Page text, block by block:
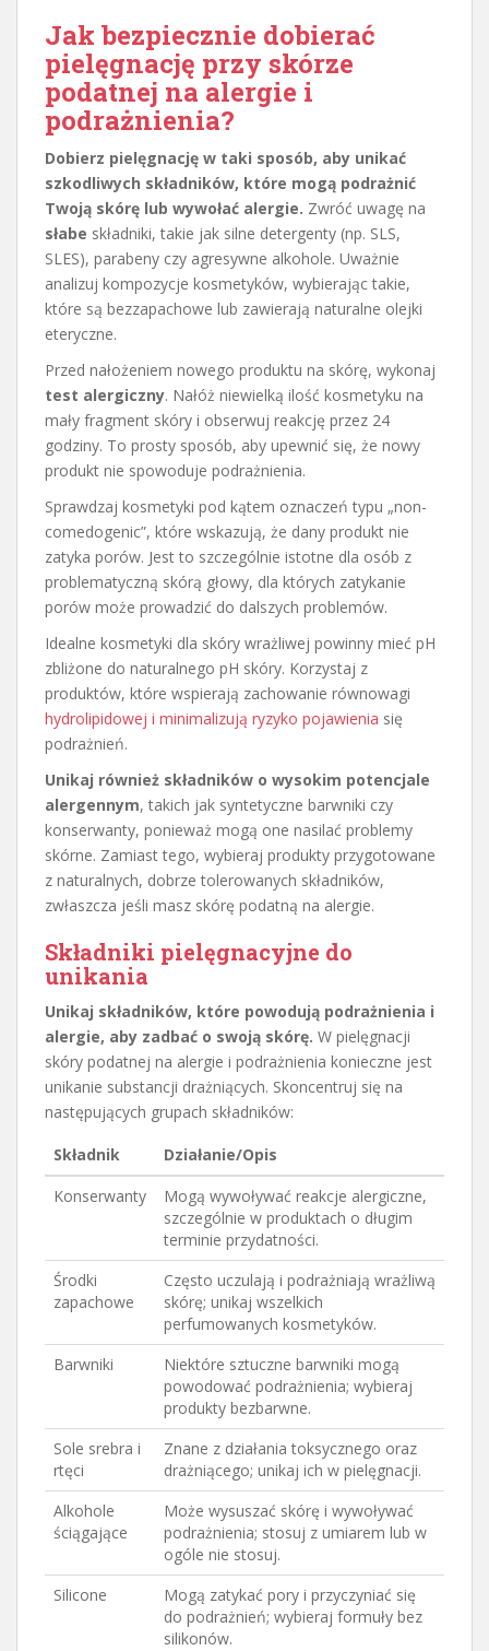
Jak bezpiecznie dobierać
pielęgnację przy skórze
podatnej na alergie i
podrażnienia?
Dobierz pielęgnację w taki sposób, aby unikać
szkodliwych składników, które mogą podrażnić
Twoją skórę lub wywołać alergie. Zwróć uwagę na
słabe składniki, takie jak silne detergenty (np. SLS,
SLES), parabeny czy agresywne alkohole. Uważnie
analizuj kompozycje kosmetyków, wybierając takie,
które są bezzapachowe lub zawierają naturalne olejki
eteryczne.
Przed nałożeniem nowego produktu na skórę, wykonaj
test alergiczny. Nałóż niewielką ilość kosmetyku na
mały fragment skóry i obserwuj reakcję przez 24
godziny. To prosty sposób, aby upewnić się, że nowy
produkt nie spowoduje podrażnienia.
Sprawdzaj kosmetyki pod kątem oznaczeń typu „non-
comedogenic”, które wskazują, że dany produkt nie
zatyka porów. Jest to szczególnie istotne dla osób z
problematyczną skórą głowy, dla których zatykanie
porów może prowadzić do dalszych problemów.
Idealne kosmetyki dla skóry wrażliwej powinny mieć pH
zbliżone do naturalnego pH skóry. Korzystaj z
produktów, które wspierają zachowanie równowagi
hydrolipidowej i minimalizują ryzyko pojawienia się
podrażnień.
Unikaj również składników o wysokim potencjale
alergennym, takich jak syntetyczne barwniki czy
konserwanty, ponieważ mogą one nasilać problemy
skórne. Zamiast tego, wybieraj produkty przygotowane
z naturalnych, dobrze tolerowanych składników,
zwłaszcza jeśli masz skórę podatną na alergie.
Składniki pielęgnacyjne do
unikania
Unikaj składników, które powodują podrażnienia i
alergie, aby zadbać o swoją skórę. W pielęgnacji
skóry podatnej na alergie i podrażnienia konieczne jest
unikanie substancji drażniących. Skoncentruj się na
następujących grupach składników:
Składnik
Działanie/Opis
Konserwanty
Mogą wywoływać reakcje alergiczne,
szczególnie w produktach o długim
terminie przydatności.
Środki
zapachowe
Często uczulają i podrażniają wrażliwą
skórę; unikaj wszelkich
perfumowanych kosmetyków.
Barwniki
Niektóre sztuczne barwniki mogą
powodować podrażnienia; wybieraj
produkty bezbarwne.
Sole srebra i
rtęci
Znane z działania toksycznego oraz
drażniącego; unikaj ich w pielęgnacji.
Alkohole
ściągające
Może wysuszać skórę i wywoływać
podrażnienia; stosuj z umiarem lub w
ogóle nie stosuj.
Silicone
Mogą zatykać pory i przyczyniać się
do podrażnień; wybieraj formuły bez
silikonów.